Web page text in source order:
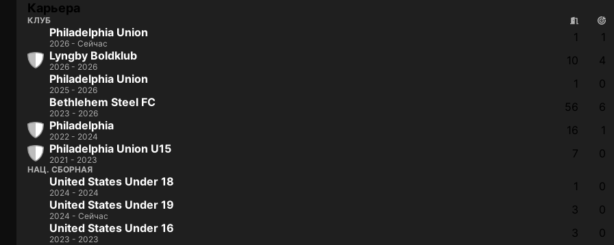
Карьера
КЛУБ
Philadelphia Union
2026 - Сейчас 1 1
Lyngby Boldklub
2026 - 2026 10 4
Philadelphia Union
2025 - 2026 1 0
Bethlehem Steel FC
2023 - 2026 56 6
Philadelphia
2022 - 2024 16 1
Philadelphia Union U15
2021 - 2023 7 0
НАЦ. СБОРНАЯ
United States Under 18
2024 - 2024 1 0
United States Under 19
2024 - Сейчас 3 0
United States Under 16
2023 - 2023 3 0